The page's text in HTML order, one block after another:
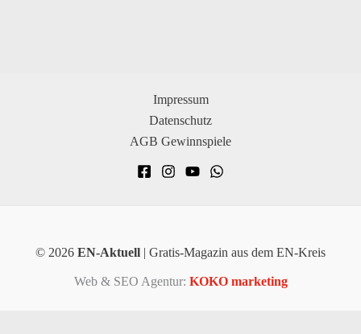
Impressum
Datenschutz
AGB Gewinnspiele
© 2026 EN-Aktuell | Gratis-Magazin aus dem EN-Kreis
Web & SEO Agentur: KOKO marketing